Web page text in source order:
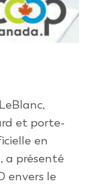
et porte-
en
a présenté
envers le